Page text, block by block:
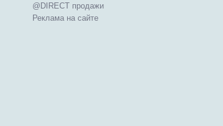
@DIRECT продажи
Реклама на сайте